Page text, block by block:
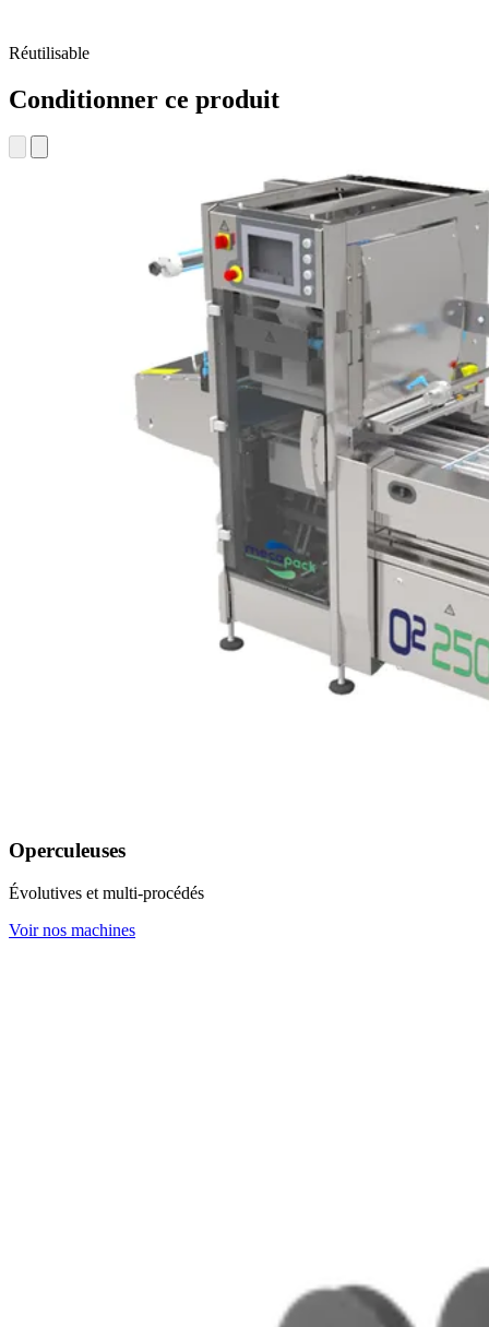
Réutilisable
Conditionner ce produit
Operculeuses
Évolutives et multi-procédés
Voir nos machines